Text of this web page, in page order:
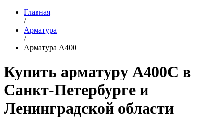
Главная
/
Арматура
/
Арматура А400
Купить арматуру А400С в
Санкт-Петербурге и
Ленинградской области